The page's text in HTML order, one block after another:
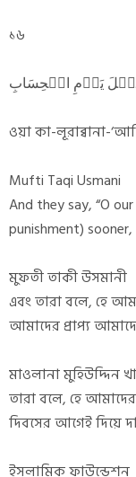
১৬
قَبۡلَ یَوۡمِ الۡحِسَابِ
ওয়া কা-লূরাব্বানা-
Mufti Taqi Usmani
And they say, “O
punishment)
মুফতী তাকী উসমানী
এবং তারা বলে, হে
আমাদের প্রাপ্য
মাওলানা মুহিউদ্দিন
তারা বলে, হে
দিবসের আগেই দিয়ে
ইসলামিক ফাউন্ডেশন